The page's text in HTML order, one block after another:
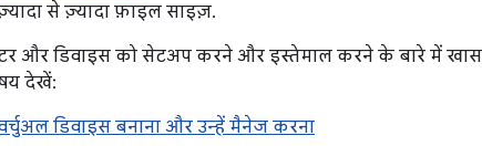
से ज़्यादा फ़ाइल साइज़.
और डिवाइस को सेटअप करने और इस्तेमाल करने के बारे में खास
देखें:
डिवाइस बनाना और उन्हें मैनेज करना